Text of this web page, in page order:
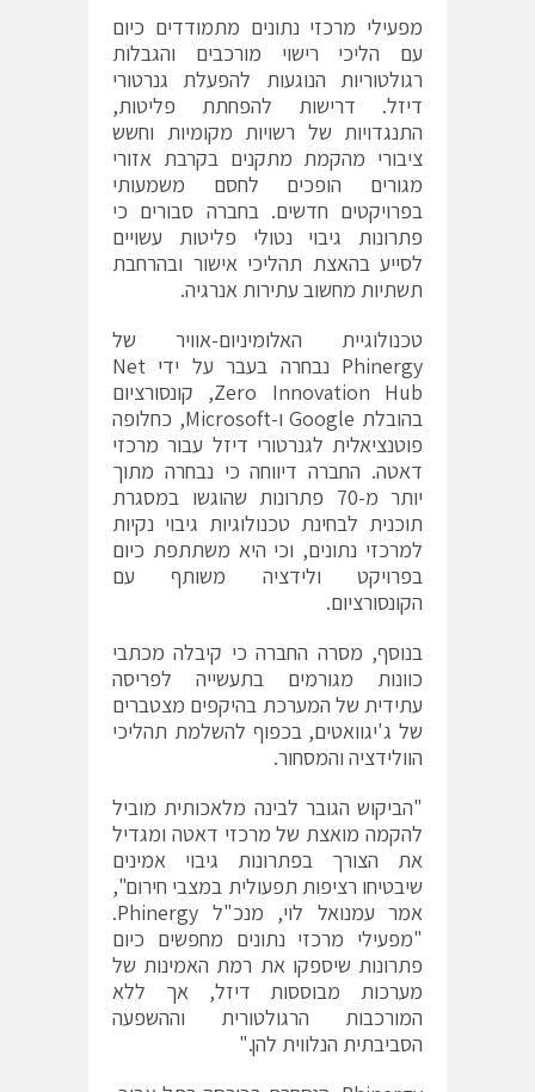
מפעילי מרכזי נתונים מתמודדים כיום
עם הליכי רישוי מורכבים והגבלות
רגולטוריות הנוגעות להפעלת גנרטורי
דיזל. דרישות להפחתת פליטות,
התנגדויות של רשויות מקומיות וחשש
ציבורי מהקמת מתקנים בקרבת אזורי
מגורים הופכים לחסם משמעותי
בפרויקטים חדשים. בחברה סבורים כי
פתרונות גיבוי נטולי פליטות עשויים
לסייע בהאצת תהליכי אישור ובהרחבת
תשתיות מחשוב עתירות אנרגיה.
טכנולוגיית האלומיניום-אוויר של
Phinergy נבחרה בעבר על ידי Net
Zero Innovation Hub, קונסורציום
בהובלת Google ו-Microsoft, כחלופה
פוטנציאלית לגנרטורי דיזל עבור מרכזי
דאטה. החברה דיווחה כי נבחרה מתוך
יותר מ-70 פתרונות שהוגשו במסגרת
תוכנית לבחינת טכנולוגיות גיבוי נקיות
למרכזי נתונים, וכי היא משתתפת כיום
בפרויקט ולידציה משותף עם
הקונסורציום.
בנוסף, מסרה החברה כי קיבלה מכתבי
כוונות מגורמים בתעשייה לפריסה
עתידית של המערכת בהיקפים מצטברים
של ג'יגוואטים, בכפוף להשלמת תהליכי
הוולידציה והמסחור.
"הביקוש הגובר לבינה מלאכותית מוביל
להקמה מואצת של מרכזי דאטה ומגדיל
את הצורך בפתרונות גיבוי אמינים
שיבטיחו רציפות תפעולית במצבי חירום",
אמר עמנואל לוי, מנכ"ל Phinergy.
"מפעילי מרכזי נתונים מחפשים כיום
פתרונות שיספקו את רמת האמינות של
מערכות מבוססות דיזל, אך ללא
המורכבות הרגולטורית וההשפעה
הסביבתית הנלווית להן."